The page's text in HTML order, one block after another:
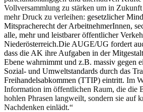
Vollversammlung zu stärken um in Zukunft
mehr Druck zu verleihen: gesetzlicher
Mitspracherecht der ArbeitnehmerInnen,
alle, mehr und leistbarer öffentlicher
Niederösterreich.Die AUGE/UG fordert
dass die AK ihre Aufgaben in der
Ebene wahrnimmt und z.B. massiv gegen
Sozial- und Umweltstandards durch das
Freihandelsabkommen (TTIP) eintritt. Im
Information im öffentlichen Raum, die die
hohlen Phrasen langweilt, sondern sie auf
Nachdenken einlädt.“